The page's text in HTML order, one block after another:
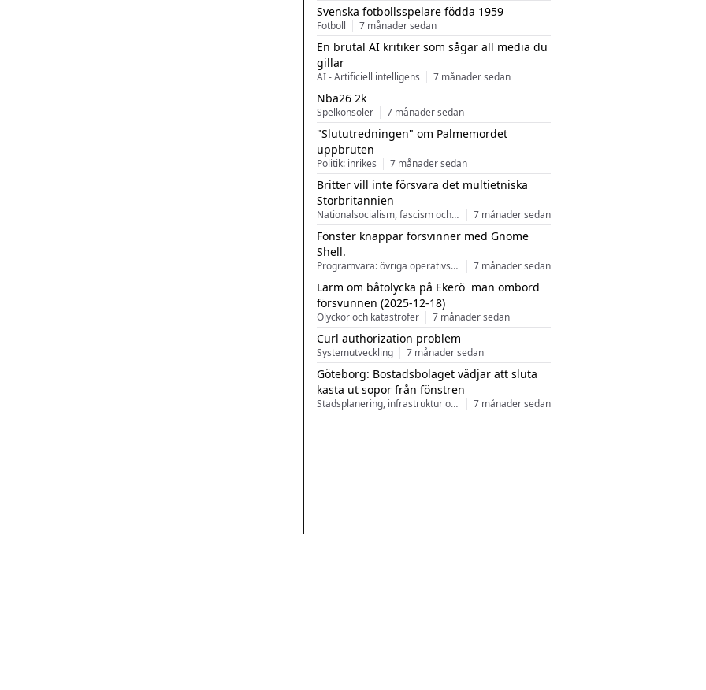
Svenska fotbollsspelare födda 1959
Fotboll 7 månader sedan
En brutal AI kritiker som sågar all media du
gillar
AI - Artificiell intelligens 7 månader sedan
Nba26 2k
Spelkonsoler 7 månader sedan
"Slututredningen" om Palmemordet
uppbruten
Politik: inrikes 7 månader sedan
Britter vill inte försvara det multietniska
Storbritannien
Nationalsocialism, fascism och nationalism 7 månader sedan
Fönster knappar försvinner med Gnome
Shell.
Programvara: övriga operativsystem 7 månader sedan
Larm om båtolycka på Ekerö  man ombord
försvunnen (2025-12-18)
Olyckor och katastrofer 7 månader sedan
Curl authorization problem
Systemutveckling 7 månader sedan
Göteborg: Bostadsbolaget vädjar att sluta
kasta ut sopor från fönstren
Stadsplanering, infrastruktur och arkitektur 7 månader sedan